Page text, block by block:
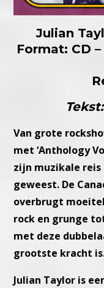
Julian
Format: CD
Van grote
met ‘Anthology
zijn muzikale
geweest. De
overbrugt
rock en grunge
met deze
grootste kracht
Julian Taylor is